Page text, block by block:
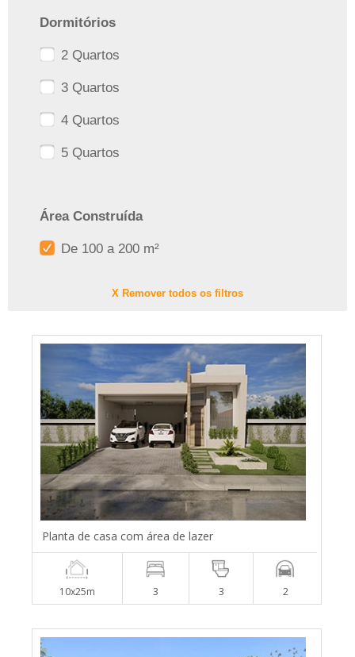
Dormitórios
2 Quartos
3 Quartos
4 Quartos
5 Quartos
Área Construída
De 100 a 200 m²
X Remover todos os filtros
Planta de casa com área de lazer
10x25m 3 3 2